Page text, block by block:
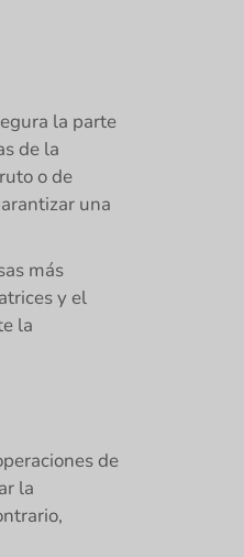
la parte
de la
o de
una
más
y el
la
de
la